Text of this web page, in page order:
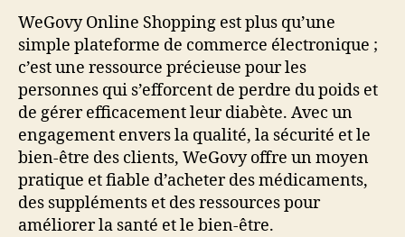
WeGovy Online Shopping est plus qu’une
simple plateforme de commerce électronique ;
c’est une ressource précieuse pour les
personnes qui s’efforcent de perdre du poids et
de gérer efficacement leur diabète. Avec un
engagement envers la qualité, la sécurité et le
bien-être des clients, WeGovy offre un moyen
pratique et fiable d’acheter des médicaments,
des suppléments et des ressources pour
améliorer la santé et le bien-être.